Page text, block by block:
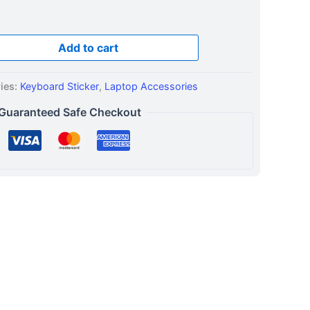
Add to cart
Keyboard Sticker, Laptop Accessories
Safe Checkout